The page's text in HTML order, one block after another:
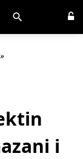
»
i